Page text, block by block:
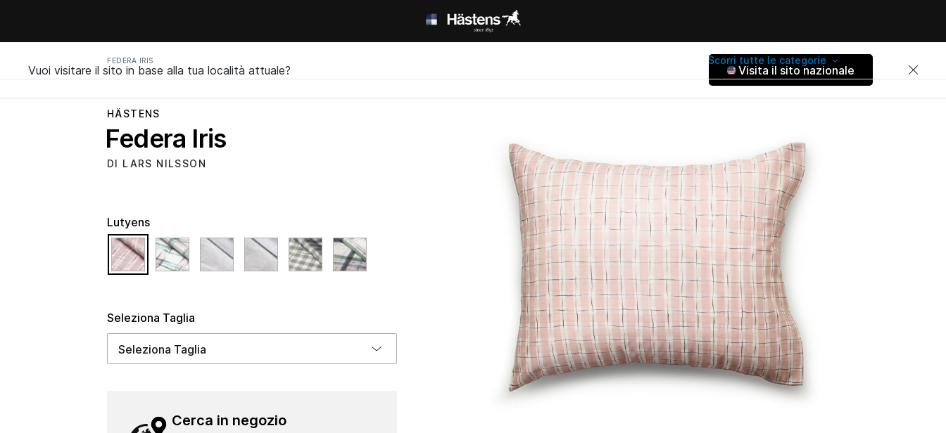
FEDERA IRIS Scorri tutte le categorie
Vuoi visitare il sito in base alla tua località attuale? Visita il sito nazionale
HÄSTENS
Federa Iris
DI LARS NILSSON
Seleziona Taglia
Lutyens
selected
Cerca in negozio